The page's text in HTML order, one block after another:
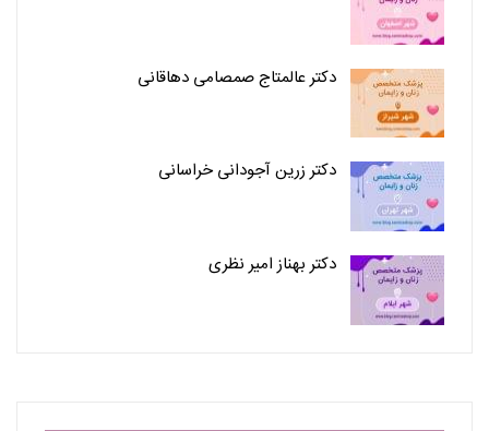
دکتر عالمتاج صمصامی دهاقانی
دکتر زرین آجودانی خراسانی
دکتر بهناز امیر نظری